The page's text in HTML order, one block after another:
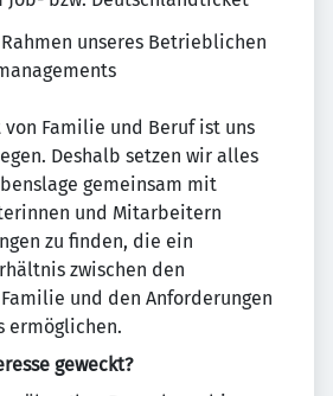
unseres Betrieblichen
Familie und Beruf ist uns
Deshalb setzen wir alles
gemeinsam mit
und Mitarbeitern
zu finden, die ein
zwischen den
und den Anforderungen
ermöglichen.
geweckt?